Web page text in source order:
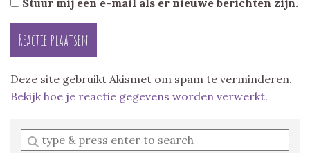
Deze site gebruikt Akismet om spam te verminderen.
Bekijk hoe je reactie gegevens worden verwerkt.
Enter